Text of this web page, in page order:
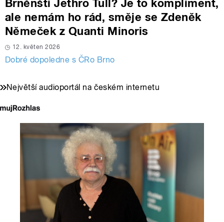
Brněnští Jethro Tull? Je to kompliment,
ale nemám ho rád, směje se Zdeněk
Němeček z Quanti Minoris
12. květen 2026
Dobré dopoledne s ČRo Brno
Největší audioportál na českém internetu